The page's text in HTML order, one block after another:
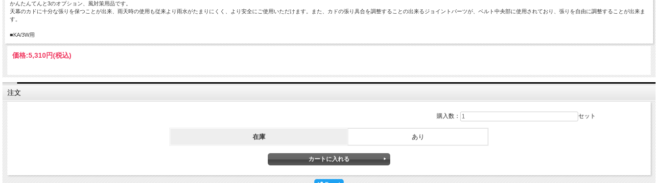
かんたんてんと3のオプション、風対策用品です。
天幕のカドに十分な張りを保つことが出来、雨天時の使用も従来より雨水がたまりにくく、より安全にご使用いただけます。また、カドの張り具合を調整することの出来るジョイントパーツが、ベルト中央部に使用されており、張りを自由に調整することが出来ま
す。
■KA/3W用
価格:5,310円(税込)
注文
購入数： セット
在庫 あり